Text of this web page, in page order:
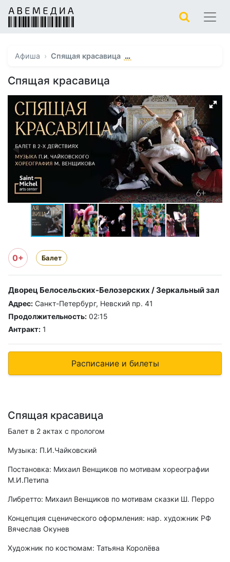
Афиша Спящая красавица …
Спящая красавица
0+ Балет
Дворец Белосельских-Белозерских / Зеркальный зал
Адрес: Санкт-Петербург, Невский пр. 41
Продолжительность: 02:15
Антракт: 1
Расписание и билеты
Спящая красавица
Балет в 2 актах с прологом
Музыка: П.И.Чайковский
Постановка: Михаил Венщиков по мотивам хореографии
М.И.Петипа
Либретто: Михаил Венщиков по мотивам сказки Ш. Перро
Концепция сценического оформления: нар. художник РФ
Вячеслав Окунев
Художник по костюмам: Татьяна Королёва